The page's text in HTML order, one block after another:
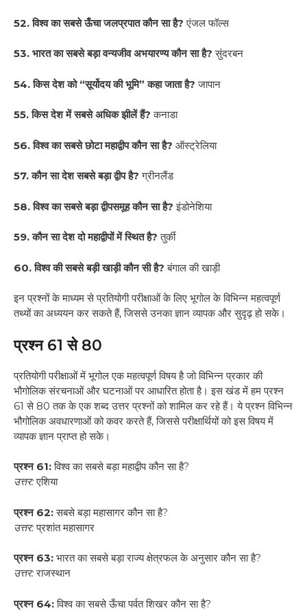
52. विश्व का सबसे ऊँचा जलप्रपात कौन सा है? एंजल फॉल्स
53. भारत का सबसे बड़ा वन्यजीव अभयारण्य कौन सा है? सुंदरबन
54. किस देश को “सूर्योदय की भूमि” कहा जाता है? जापान
55. किस देश में सबसे अधिक झीलें हैं? कनाडा
56. विश्व का सबसे छोटा महाद्वीप कौन सा है? ऑस्ट्रेलिया
57. कौन सा देश सबसे बड़ा द्वीप है? ग्रीनलैंड
58. विश्व का सबसे बड़ा द्वीपसमूह कौन सा है? इंडोनेशिया
59. कौन सा देश दो महाद्वीपों में स्थित है? तुर्की
60. विश्व की सबसे बड़ी खाड़ी कौन सी है? बंगाल की खाड़ी
इन प्रश्नों के माध्यम से प्रतियोगी परीक्षाओं के लिए भूगोल के विभिन्न महत्वपूर्ण
तथ्यों का अध्ययन कर सकते हैं, जिससे उनका ज्ञान व्यापक और सुदृढ़ हो सके।
प्रश्न 61 से 80
प्रतियोगी परीक्षाओं में भूगोल एक महत्वपूर्ण विषय है जो विभिन्न प्रकार की
भौगोलिक संरचनाओं और घटनाओं पर आधारित होता है। इस खंड में हम प्रश्न
61 से 80 तक के एक शब्द उत्तर प्रश्नों को शामिल कर रहे हैं। ये प्रश्न विभिन्न
भौगोलिक अवधारणाओं को कवर करते हैं, जिससे परीक्षार्थियों को इस विषय में
व्यापक ज्ञान प्राप्त हो सके।
प्रश्न 61:विश्व का सबसे बड़ा महाद्वीप कौन सा है?
उत्तर:एशिया
प्रश्न 62:सबसे बड़ा महासागर कौन सा है?
उत्तर:प्रशांत महासागर
प्रश्न 63: भारत का सबसे बड़ा राज्य क्षेत्रफल के अनुसार कौन सा है?
उत्तर:राजस्थान
प्रश्न 64:विश्व का सबसे ऊँचा पर्वत शिखर कौन सा है?